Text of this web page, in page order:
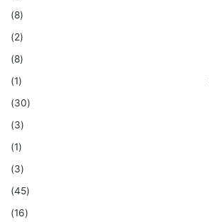
(8)
(2)
(8)
(1)
(30)
(3)
(1)
(3)
(45)
(16)